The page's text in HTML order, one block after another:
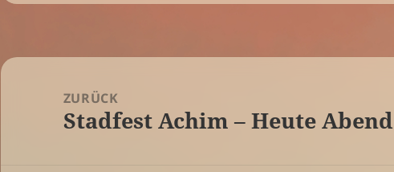
Beitragsnavigation
ZURÜCK
Vorheriger
Stadfest Achim – Heute Abend